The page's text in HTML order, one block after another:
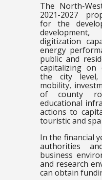
The North-
2021-2027
for the
digitization
energy
public and
capitalizing on
the city level,
mobility,
of county
educational
actions to
touristic and
In the financial
authorities
business
and research
can obtain